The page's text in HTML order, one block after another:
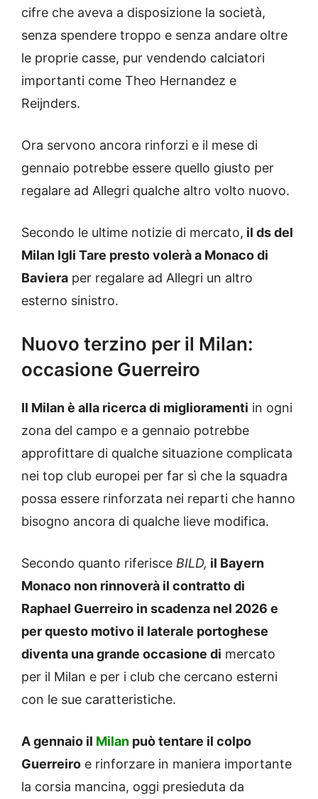
cifre che aveva a disposizione la società,
senza spendere troppo e senza andare oltre
le proprie casse, pur vendendo calciatori
importanti come Theo Hernandez e
Reijnders.
Ora servono ancora rinforzi e il mese di
gennaio potrebbe essere quello giusto per
regalare ad Allegri qualche altro volto nuovo.
Secondo le ultime notizie di mercato, il ds del
Milan Igli Tare presto volerà a Monaco di
Baviera per regalare ad Allegri un altro
esterno sinistro.
Nuovo terzino per il Milan:
occasione Guerreiro
Il Milan è alla ricerca di miglioramenti in ogni
zona del campo e a gennaio potrebbe
approfittare di qualche situazione complicata
nei top club europei per far sì che la squadra
possa essere rinforzata nei reparti che hanno
bisogno ancora di qualche lieve modifica.
Secondo quanto riferisce BILD, il Bayern
Monaco non rinnoverà il contratto di
Raphael Guerreiro in scadenza nel 2026 e
per questo motivo il laterale portoghese
diventa una grande occasione di mercato
per il Milan e per i club che cercano esterni
con le sue caratteristiche.
A gennaio il Milan può tentare il colpo
Guerreiro e rinforzare in maniera importante
la corsia mancina, oggi presieduta da